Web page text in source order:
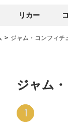
リカー
ジャム・コンフィチ
ジャム
1